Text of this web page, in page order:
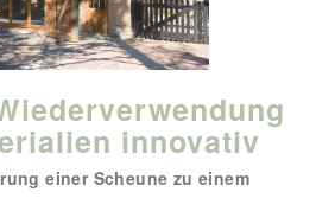
innovativ
einer Scheune zu einem